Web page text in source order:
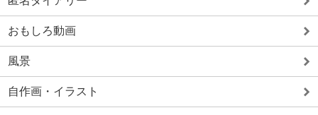
おもしろ動画
風景
自作画・イラスト